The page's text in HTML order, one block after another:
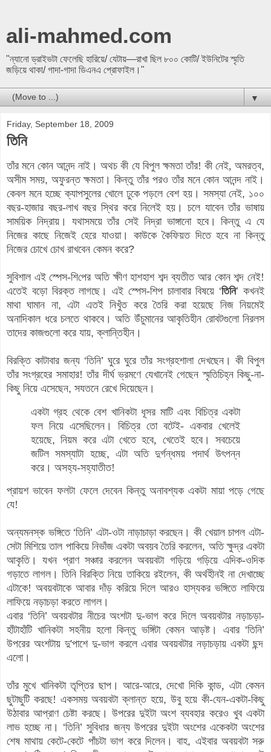
ali-mahmed.com
"ন্যানো ড্রাইভটা ফেলেছি হারিয়ে/ যেটায়—রাখা ছিল ৮০০ কোটি/ ইউনিটের স্মৃতি
জড়িয়ে থাকা/ গাদা-গাদা ডিএনএ প্রোফাইল।"
▼
Friday, September 18, 2009
তিনি
তাঁর মনে কোন আনন্দ নাই ।অথচ কী যে বিপুল ক্ষমতা তাঁর! কী নেই, অমরত্ব,
অসীম সময়, অফুরন্ত ক্ষমতা।কিন্তু তাঁর পরও তাঁর মনে কোন আনন্দ নাই ।
কেবল মনে হচ্ছে ক্যাপসুলের খোলে ঢুকে পড়লে বেশ হয়। সমস্যা নেই, ১০০
বছর-হাজার বছর-লাখ বছর স্থির করে নিলেই হয় । চলে যাবেন তাঁর ভাষায়
সাময়িক নিদ্রায়। যথাসময়ে তাঁর সেই নিদ্রা ভাঙ্গানো হবে।কিন্তু এ যে
নিজের কাছে নিজেই হেরে যাওয়া।কাউকে কৈফিয়ত দিতে হবে না কিন্তু
নিজের চোখে চোখ রাখবেন কেমন করে?
সুবিশাল এই স্পেস-শিপের অতি ক্ষীণ হাশহাশ শব্দ ব্যতীত আর কোন শব্দ নেই!
এতেই বড়ো বিরক্ত লাগছে।এই স্পেস-শিপ চালাবার বিষয়ে ‘তিনি’ কখনই
মাথা ঘামান না,এটা এতই নিখুঁত করে তৈরি করা হয়েছে নিজ নিয়মেই
অনাদিকাল ধরে চলতে থাকবে। অতি উঁচুমানের আকৃতিহীন রোবটগুলো নিরলস
তাদের কাজগুলো করে যায়,ক্লান্তিহীন ।
বিরক্তি কাটাবার জন্য ‘তিনি’ ঘুরে ঘুরে তাঁর সংগ্রহশালা দেখছেন । কী বিপুল
তাঁর সংগ্রহের সমাহার! তাঁর দীর্ঘ ভ্রমণে যেখানেই গেছেন স্মৃতিচিহ্ন কিছু-না-
কিছু নিয়ে এসেছেন, সযতনে রেখে দিয়েছেন ।
একটা গ্রহ থেকে বেশ খানিকটা ধূসর মাটি এবং বিচিত্র একটা
ফল নিয়ে এসেছিলেন । বিচিত্র তো বটেই- একবার খেলেই
হয়েছে,নিয়ম করে এটা খেতে হবে, খেতেই হবে। সবচেয়ে
জটিল সমস্যাটা হচ্ছে, এটা অতি দুর্গন্ধময় পদার্থ উৎপন্ন
করে । অসহ্য-সহ্যাতীত!
প্রায়শ ভাবেন ফলটা ফেলে দেবেন কিন্তু অনাবশ্যক একটা মায়া পড়ে গেছে
যে!
অন্যমনস্ক ভঙ্গিতে ‘তিনি’ এটা-ওটা নাড়াচাড়া করছেন ।কী খেয়াল চাপলএটা-
সেটা মিশিয়ে তাল পাকিয়ে নিভাঁজ একটা অবয়ব তৈরি করলেন, অতি ক্ষুদ্র একটা
আকৃতি।যখন প্রাণ সঞ্চার করলেন অবয়বটা গড়িয়ে গড়িয়ে এদিক-ওদিক
গড়াতে লাগল ।তিনি বিরক্তি নিয়ে তাকিয়ে রইলেন, কী অর্থহীনই না দেখাচ্ছে
এটাকে! অবয়বটাকে আবার দাঁড় করিয়ে দিলে আরও হাস্যকর ভঙ্গিতে লাফিয়ে
লাফিয়ে নড়াচড়া করতে লাগল ।
এবার ‘তিনি’ অবয়বটার নীচের অংশটা দু-ভাগ করে দিলে অবয়বটার নড়াচড়া-
হাঁটাহাঁটি খানিকটা সহনীয় হলো কিন্তু ভঙ্গিটা কেমন আড়ষ্ট। এবার ‘তিনি’
উপরের অংশটায় দু'পাশে দু-ভাগ করলে এবার অবয়বটার নড়াচড়ায় একটা ছন্দ
এলো।
তাঁর মুখে খানিকটা তৃপ্তির ছাপ। আরে-আরে,দেখো দিকি কান্ড, এটা কেমন
ছুটাছুটি করছে! একসময় অবয়বটা ক্লান্ত হয়ে, উবু হয়ে কী-যেন-একটা-কিছু
উঠাবার আপ্রাণ চেষ্টা করছে। উপরের দুইটা অংশ ব্যবহার করেও খুব একটা
লাভ হচ্ছে না। ‘তিনি’ সুবিধার জন্য উপরের দুইটা অংশের একেকটা অংশের
শেষ মাথায় কেটে-কেটে পাঁচটা ভাগ করে দিলেন ।বাহ, এইবার অবয়বটা সরু